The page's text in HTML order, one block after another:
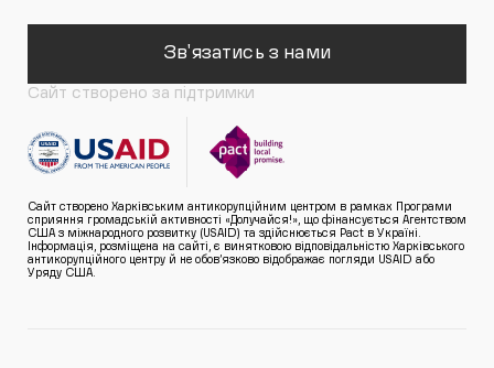
Зв'язатись з нами
Сайт створено за підтримки
Сайт створено Харківським антикорупційним центром в рамках Програми
сприяння громадській активності «Долучайся!», що фінансується Агентством
США з міжнародного розвитку (USAID) та здійснюється Pact в Україні.
Інформація, розміщена на сайті, є винятковою відповідальністю Харківського
антикорупційного центру й не обов’язково відображає погляди USAID або
Уряду США.